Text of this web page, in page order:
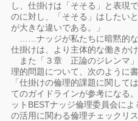
し、仕掛けは「そそる」と表現
のに対し、「そそる」はしたい
が大きな違いである。」
……ナッジが私たちに暗黙的な
仕掛けは、より主体的な働きか
また「３章 正論のジレンマ」
理的問題について、次のように
「仕掛けの倫理的課題に関して
てのガイドラインが参考になる
ットBESTナッジ倫理委員会に
の活用に関わる倫理チェックリ